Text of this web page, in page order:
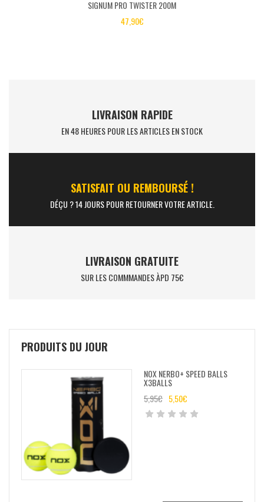
SIGNUM PRO TWISTER 200M
47,90€
LIVRAISON RAPIDE
EN 48 HEURES POUR LES ARTICLES EN STOCK
SATISFAIT OU REMBOURSÉ !
DÉÇU ? 14 JOURS POUR RETOURNER VOTRE ARTICLE.
LIVRAISON GRATUITE
SUR LES COMMMANDES ÀPD 75€
PRODUITS DU JOUR
NOX NERBO+ SPEED BALLS
X3BALLS
5,95€ 5,50€